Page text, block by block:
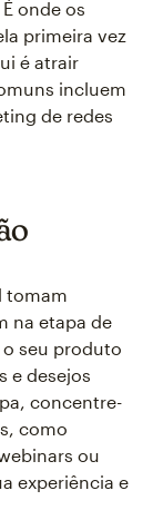
onde os
primeira vez
é atrair
incluem
de redes
tomam
na etapa de
seu produto
e desejos
concentre-
como
ou
experiência e